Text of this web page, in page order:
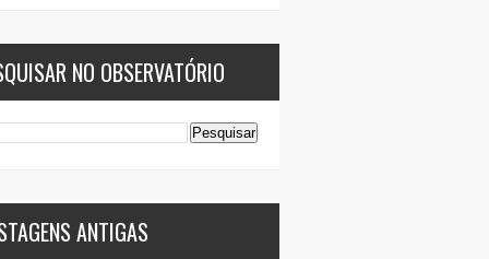
NO OBSERVATÓRIO
ANTIGAS